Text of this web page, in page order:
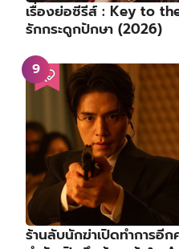
เรื่องย่อซีรีส์ : Key to
รักกระดูกปักษา (2026)
ร้านลับนักฆ่าเปิดทำการอี